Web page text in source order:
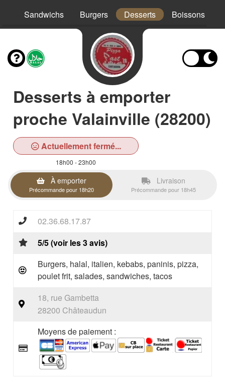
Sandwichs Burgers Desserts Boissons
Desserts à emporter
proche Valainville (28200)
Actuellement fermé...
18h00 - 23h00
À emporter
Précommande pour 18h20
Livraison
Précommande pour 18h45
02.36.68.17.87
5/5 (voir les 3 avis)
Burgers, halal, italien, kebabs, paninis, pizza,
poulet frit, salades, sandwiches, tacos
18, rue Gambetta
28200 Châteaudun
Moyens de paiement :